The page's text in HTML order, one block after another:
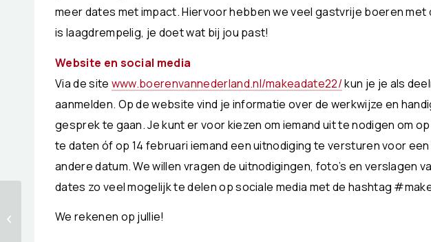
meer dates met impact. Hiervoor hebben we veel gastvrije boeren met
is laagdrempelig, je doet wat bij jou past!
Website en social media
Via de site www.boerenvannederland.nl/makeadate22/kun je je als
aanmelden. Op de website vind je informatie over de werkwijze en
gesprek te gaan. Je kunt er voor kiezen om iemand uit te nodigen om
te daten óf op 14 februari iemand een uitnodiging te versturen voor
andere datum. We willen vragen de uitnodigingen, foto’s en verslagen
dates zo veel mogelijk te delen op sociale media met de hashtag
We rekenen op jullie!
verbinding met de